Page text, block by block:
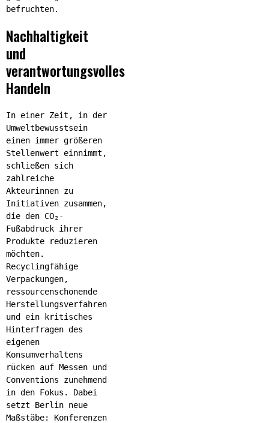
befruchten.
Nachhaltigkeit
und
verantwortungsvolles
Handeln
In einer Zeit, in der
Umweltbewusstsein
einen immer größeren
Stellenwert einnimmt,
schließen sich
zahlreiche
Akteurinnen zu
Initiativen zusammen,
die den CO₂-
Fußabdruck ihrer
Produkte reduzieren
möchten.
Recyclingfähige
Verpackungen,
ressourcenschonende
Herstellungsverfahren
und ein kritisches
Hinterfragen des
eigenen
Konsumverhaltens
rücken auf Messen und
Conventions zunehmend
in den Fokus. Dabei
setzt Berlin neue
Maßstäbe: Konferenzen